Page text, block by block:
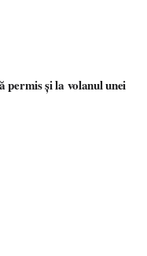
și la volanul unei